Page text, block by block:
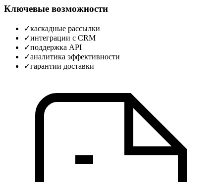
Ключевые возможности
✓каскадные рассылки
✓интеграции с CRM
✓поддержка API
✓аналитика эффективности
✓гарантии доставки